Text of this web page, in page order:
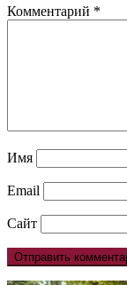
Комментарий *
Имя
Email
Сайт